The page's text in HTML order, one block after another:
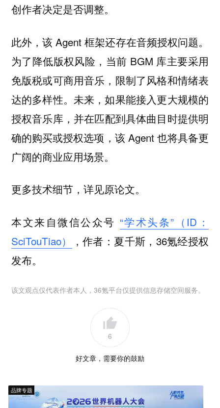
创作者决定是否调整。
此外，该 Agent 框架还存在音频授权问题。
为了降低版权风险，当前 BGM 库主要采用
免版税或可商用音乐，限制了风格和情绪表
达的多样性。未来，如果能接入更大规模的
授权音乐库，并在匹配到具体曲目时提供明
确的购买或授权选项，该 Agent 也将具备更
广阔的商业应用场景。
更多技术细节，详见原论文。
本文来自微信公众号 “学术头条”（ID：
SciTouTiao）
，作者：夏千斯，36氪经授权
发布。
该文观点仅代表作者本人，36氪平台仅提供信息存储空间服务。
6
好文章，需要你的鼓励
品牌专题